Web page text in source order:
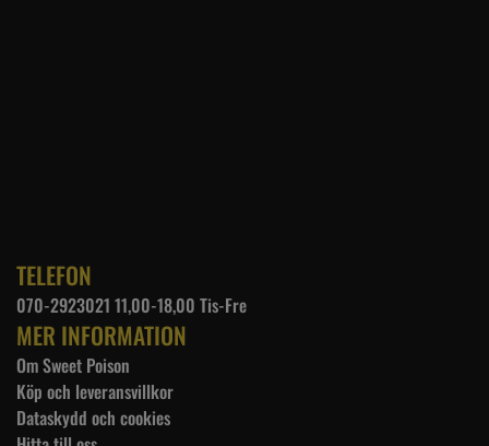
TELEFON
070-2923021 11,00-18,00 Tis-Fre
MER INFORMATION
Om Sweet Poison
Köp och leveransvillkor
Dataskydd och cookies